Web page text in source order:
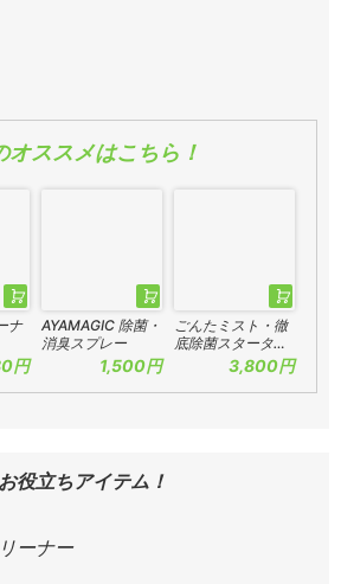
ススメはこちら！
ナ
円
AYAMAGIC 除菌・
消臭スプレー
1,500円
ごんたミスト・徹
底除菌スタータ…
3,800円
役立ちアイテム！
ーナー